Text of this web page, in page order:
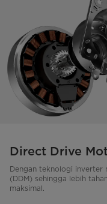
Direct Drive
Dengan teknologi inverter
(DDM) sehingga lebih
maksimal.